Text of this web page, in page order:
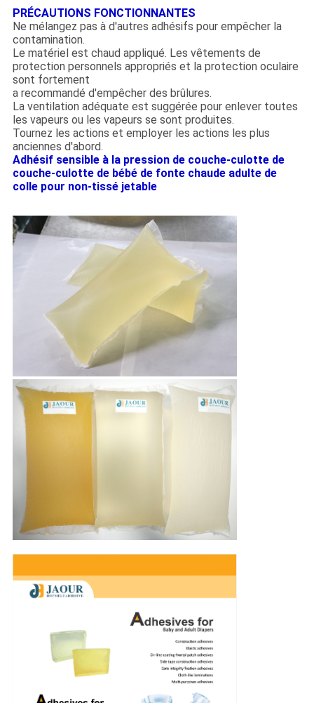
PRÉCAUTIONS FONCTIONNANTES
Ne mélangez pas à d'autres adhésifs pour empêcher la
contamination.
Le matériel est chaud appliqué. Les vêtements de
protection personnels appropriés et la protection oculaire
sont fortement
a recommandé d'empêcher des brûlures.
La ventilation adéquate est suggérée pour enlever toutes
les vapeurs ou les vapeurs se sont produites.
Tournez les actions et employer les actions les plus
anciennes d'abord.
Adhésif sensible à la pression de couche-culotte de
couche-culotte de bébé de fonte chaude adulte de
colle pour non-tissé jetable